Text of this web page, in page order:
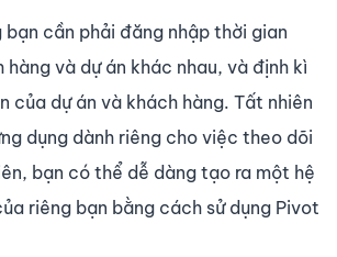
cần phải đăng nhập thời gian
hàng và dự án khác nhau, và định kì
của dự án và khách hàng. Tất nhiên
dụng dành riêng cho việc theo dõi
bạn có thể dễ dàng tạo ra một hệ
riêng bạn bằng cách sử dụng Pivot